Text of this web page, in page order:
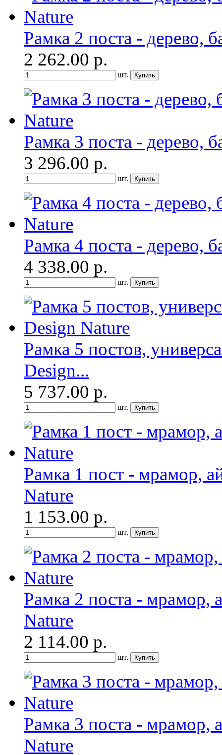
Рамка 2 поста - дерево,
2 262.00 р.
шт.
Рамка 3 поста - дерево,
3 296.00 р.
шт.
Рамка 4 поста - дерево,
4 338.00 р.
шт.
Рамка 5 постов,
Design...
5 737.00 р.
шт.
Рамка 1 пост - мрамор,
Nature
1 153.00 р.
шт.
Рамка 2 поста - мрамор,
Nature
2 114.00 р.
шт.
Рамка 3 поста - мрамор,
Nature